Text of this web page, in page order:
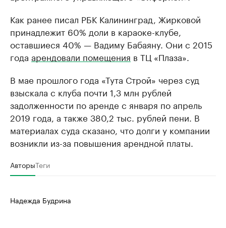
Как ранее писал РБК Калининград, Жирковой
принадлежит 60% доли в караоке-клубе,
оставшиеся 40% — Вадиму Бабаяну. Они с 2015
года арендовали помещения в ТЦ «Плаза».
В мае прошлого года «Тута Строй» через суд
взыскала с клуба почти 1,3 млн рублей
задолженности по аренде с января по апрель
2019 года, а также 380,2 тыс. рублей пени. В
материалах суда сказано, что долги у компании
возникли из-за повышения арендной платы.
АвторыТеги
Надежда Будрина